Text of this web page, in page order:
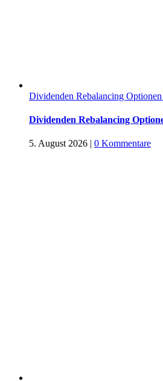
Dividenden Rebalancing
Dividenden Rebalancing
5. August 2026 | 0 Kommentare